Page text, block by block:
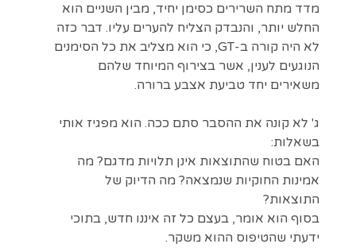
מדד מתח השרירים כסימן יחיד, מבין השניים הוא
החלש יותר, והנבדק הצליח להערים עליו. דבר כזה
לא היה קורה ב-GT, כי הוא מצליב את כל הסימנים
הנוגעים לענין, אשר בצירוף המיוחד שלהם
משאירים יחד טביעת אצבע ברורה.
ג' לא קונה את ההסבר סתם ככה. הוא מפגיז אותי
בשאלות:
האם בטוח שהתוצאות אינן תלויות מדגם? מה
אמינות החוקיות שנמצאה? מה הדיוק של
התוצאות?
בסוף הוא אומר, בעצם כל זה איננו חדש, בתוכי
ידעתי שהטיפוס ההוא משקר.